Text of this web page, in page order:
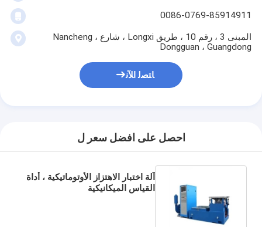
0086-0769-85914911
المبنى 3 ، رقم 10 ، طريق Longxi ، شارع Nancheng ،
Dongguan ، Guangdong
ﺎﺘﺼﻟ ﺍﻶﻧ
احصل على افضل سعر ل
آلة اختبار الاهتزاز الأوتوماتيكية ، أداة
القياس الميكانيكية